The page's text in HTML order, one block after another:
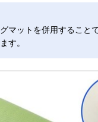
マットを併用すること
す。